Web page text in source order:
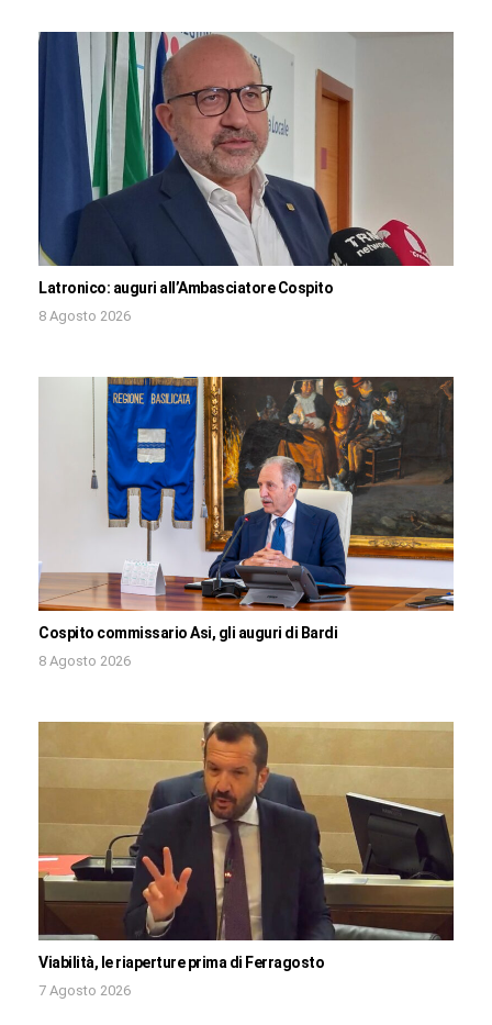
Latronico: auguri all’Ambasciatore Cospito
8 Agosto 2026
Cospito commissario Asi, gli auguri di Bardi
8 Agosto 2026
Viabilità, le riaperture prima di Ferragosto
7 Agosto 2026